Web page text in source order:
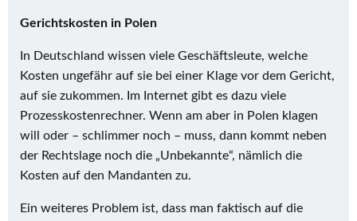
Gerichtskosten in Polen
In Deutschland wissen viele Geschäftsleute, welche
Kosten ungefähr auf sie bei einer Klage vor dem Gericht,
auf sie zukommen. Im Internet gibt es dazu viele
Prozesskostenrechner. Wenn am aber in Polen klagen
will oder – schlimmer noch – muss, dann kommt neben
der Rechtslage noch die „Unbekannte“, nämlich die
Kosten auf den Mandanten zu.
Ein weiteres Problem ist, dass man faktisch auf die